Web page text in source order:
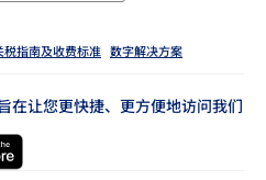
税指南及收费标准 数字解决方案
在让您更快捷、更方便地访问我们